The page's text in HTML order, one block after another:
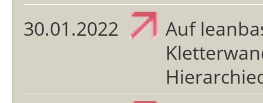
30.01.2022
Auf